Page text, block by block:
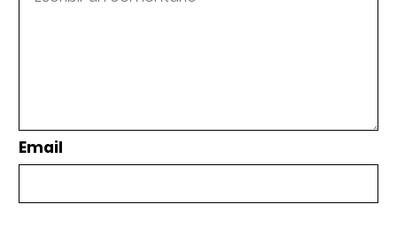
Email